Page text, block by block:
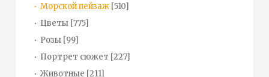
Морской пейзаж [510]
Цветы [775]
Розы [99]
Портрет сюжет [227]
Животные [211]